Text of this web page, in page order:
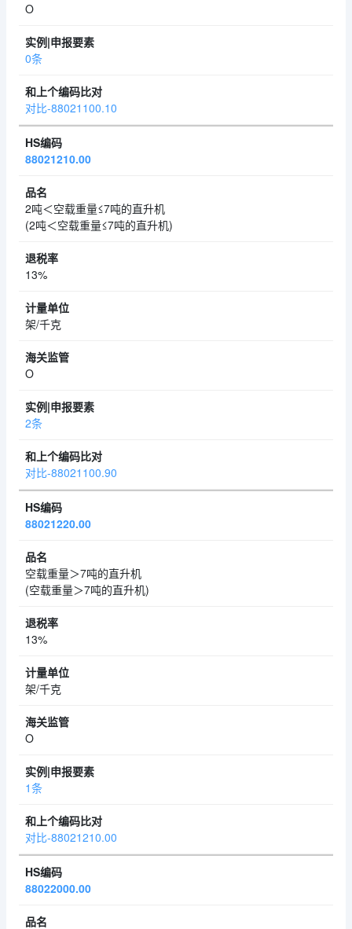
O
0条
对比-88021100.10
88021210.00
2吨＜空载重量≤7吨的直升机
(2吨＜空载重量≤7吨的直升机)
13%
架/千克
O
2条
对比-88021100.90
88021220.00
空载重量＞7吨的直升机
(空载重量＞7吨的直升机)
13%
架/千克
O
1条
对比-88021210.00
88022000.00